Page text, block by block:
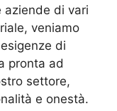
aziende di vari
veniamo
di
pronta ad
settore,
e onestà.